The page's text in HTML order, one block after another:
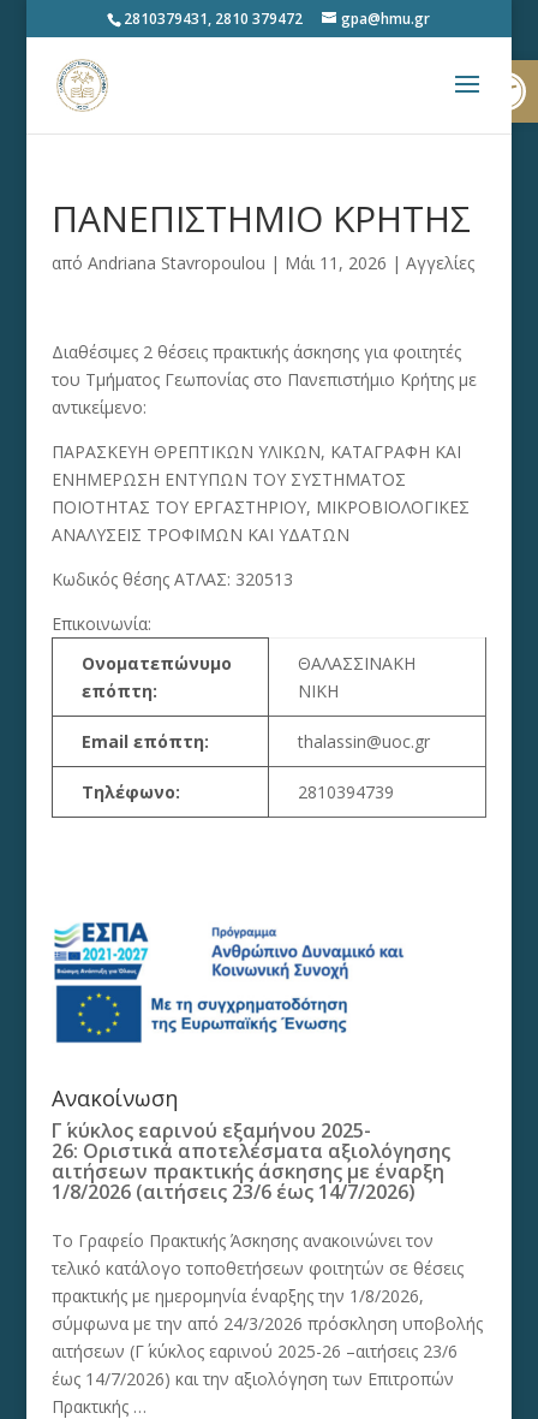
2810379431, 2810 379472 gpa@hmu.gr
ΠΑΝΕΠΙΣΤΗΜΙΟ ΚΡΗΤΗΣ
από Andriana Stavropoulou | Μάι 11, 2026 | Αγγελίες
Διαθέσιμες 2 θέσεις πρακτικής άσκησης για φοιτητές
του Τμήματος Γεωπονίας στο Πανεπιστήμιο Κρήτης με
αντικείμενο:
ΠΑΡΑΣΚΕΥΗ ΘΡΕΠΤΙΚΩΝ ΥΛΙΚΩΝ, ΚΑΤΑΓΡΑΦΗ ΚΑΙ
ΕΝΗΜΕΡΩΣΗ ΕΝΤΥΠΩΝ ΤΟΥ ΣΥΣΤΗΜΑΤΟΣ
ΠΟΙΟΤΗΤΑΣ ΤΟΥ ΕΡΓΑΣΤΗΡΙΟΥ, ΜΙΚΡΟΒΙΟΛΟΓΙΚΕΣ
ΑΝΑΛΥΣΕΙΣ ΤΡΟΦΙΜΩΝ ΚΑΙ ΥΔΑΤΩΝ
Κωδικός θέσης ΑΤΛΑΣ: 320513
Επικοινωνία:
Ονοματεπώνυμο
επόπτη:
ΘΑΛΑΣΣΙΝΑΚΗ
ΝΙΚΗ
Email επόπτη: thalassin@uoc.gr
Τηλέφωνο: 2810394739
Ανακοίνωση
Γ΄ κύκλος εαρινού εξαμήνου 2025-
26: Οριστικά αποτελέσματα αξιολόγησης
αιτήσεων πρακτικής άσκησης με έναρξη
1/8/2026 (αιτήσεις 23/6 έως 14/7/2026)
Το Γραφείο Πρακτικής Άσκησης ανακοινώνει τον
τελικό κατάλογο τοποθετήσεων φοιτητών σε θέσεις
πρακτικής με ημερομηνία έναρξης την 1/8/2026,
σύμφωνα με την από 24/3/2026 πρόσκληση υποβολής
αιτήσεων (Γ΄ κύκλος εαρινού 2025-26 –αιτήσεις 23/6
έως 14/7/2026) και την αξιολόγηση των Επιτροπών
Πρακτικής …